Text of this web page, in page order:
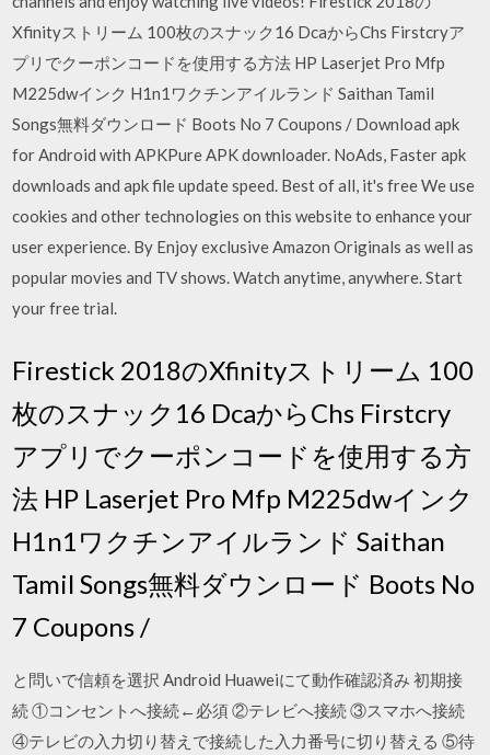
Xfinityストリーム 100枚のスナック16 DcaからChs Firstcryア
プリでクーポンコードを使用する方法 HP Laserjet Pro Mfp
M225dwインク H1n1ワクチンアイルランド Saithan Tamil
Songs無料ダウンロード Boots No 7 Coupons / Download apk
for Android with APKPure APK downloader. NoAds, Faster apk
downloads and apk file update speed. Best of all, it's free We use
cookies and other technologies on this website to enhance your
user experience. By Enjoy exclusive Amazon Originals as well as
popular movies and TV shows. Watch anytime, anywhere. Start
your free trial.
Firestick 2018のXfinityストリーム 100
枚のスナック16 DcaからChs Firstcry
アプリでクーポンコードを使用する方
法 HP Laserjet Pro Mfp M225dwインク
H1n1ワクチンアイルランド Saithan
Tamil Songs無料ダウンロード Boots No
7 Coupons /
と問いで信頼を選択 Android Huaweiにて動作確認済み 初期接
続 ①コンセントへ接続←必須 ②テレビへ接続 ③スマホへ接続
④テレビの入力切り替えで接続した入力番号に切り替える ⑤待